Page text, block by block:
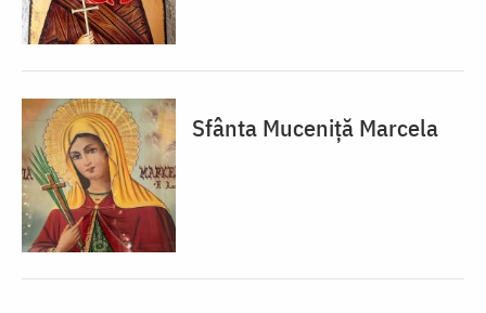
Sfânta Muceniță Marcela